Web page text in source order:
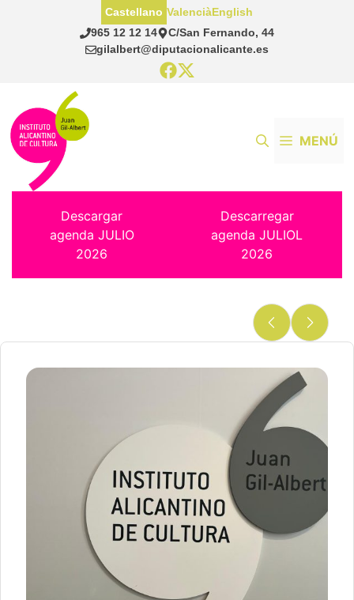
965 12 12 14
C/San Fernando, 44
gilalbert@diputacionalicante.es
Castellano ValenciàEnglish
MENÚ
Descargar
agenda JULIO
2026
Descarregar
agenda JULIOL
2026